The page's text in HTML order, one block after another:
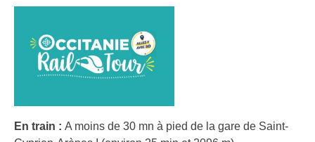
En train : A moins de 30 mn à pied de la gare de Saint-